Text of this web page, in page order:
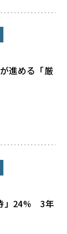
進める「厳
」24% 3年